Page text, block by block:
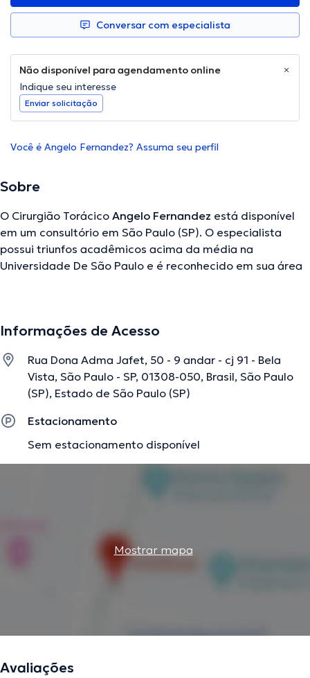
Conversar com especialista
Não disponível para agendamento online
Indique seu interesse
Enviar solicitação
Você é Angelo Fernandez? Assuma seu perfil
Sobre
O Cirurgião Torácico Angelo Fernandez está disponível
em um consultório em São Paulo (SP). O especialista
possui triunfos acadêmicos acima da média na
Universidade De São Paulo e é reconhecido em sua área
médicas. Angelo Fernandez participou de numerosas
tema de especialização e já submeteu importantes
edições.
A descrição foi editada pela equipe do doctoranytime, baseada em
informações verificadas.
Informações de Acesso
Rua Dona Adma Jafet, 50 - 9 andar - cj 91 - Bela
Vista, São Paulo - SP, 01308-050, Brasil, São Paulo
(SP), Estado de São Paulo (SP)
Estacionamento
Sem estacionamento disponível
Mostrar mapa
Avaliações